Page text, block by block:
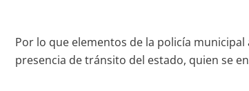
Por lo que elementos de la policía
presencia de tránsito del estado, quien se